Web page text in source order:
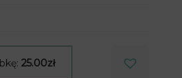
25.00zł